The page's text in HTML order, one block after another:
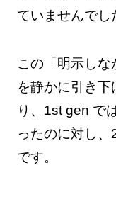
ていませんでし
この「明示し
を静かに引き
り、1st gen で
ったのに対し
です。